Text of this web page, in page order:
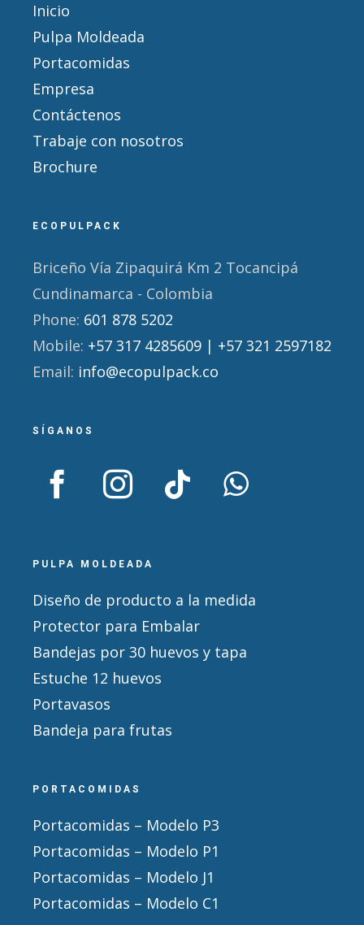
Inicio
Pulpa Moldeada
Portacomidas
Empresa
Contáctenos
Trabaje con nosotros
Brochure
ECOPULPACK
Briceño Vía Zipaquirá Km 2 Tocancipá
Cundinamarca - Colombia
Phone: 601 878 5202
Mobile: +57 317 4285609 | +57 321 2597182
Email: info@ecopulpack.co
SÍGANOS
PULPA MOLDEADA
Diseño de producto a la medida
Protector para Embalar
Bandejas por 30 huevos y tapa
Estuche 12 huevos
Portavasos
Bandeja para frutas
PORTACOMIDAS
Portacomidas – Modelo P3
Portacomidas – Modelo P1
Portacomidas – Modelo J1
Portacomidas – Modelo C1